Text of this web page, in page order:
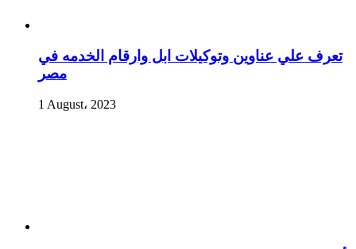
تعرف علي عناوين وتوكيلات ابل وارقام الخدمه في
مصر
1 August، 2023